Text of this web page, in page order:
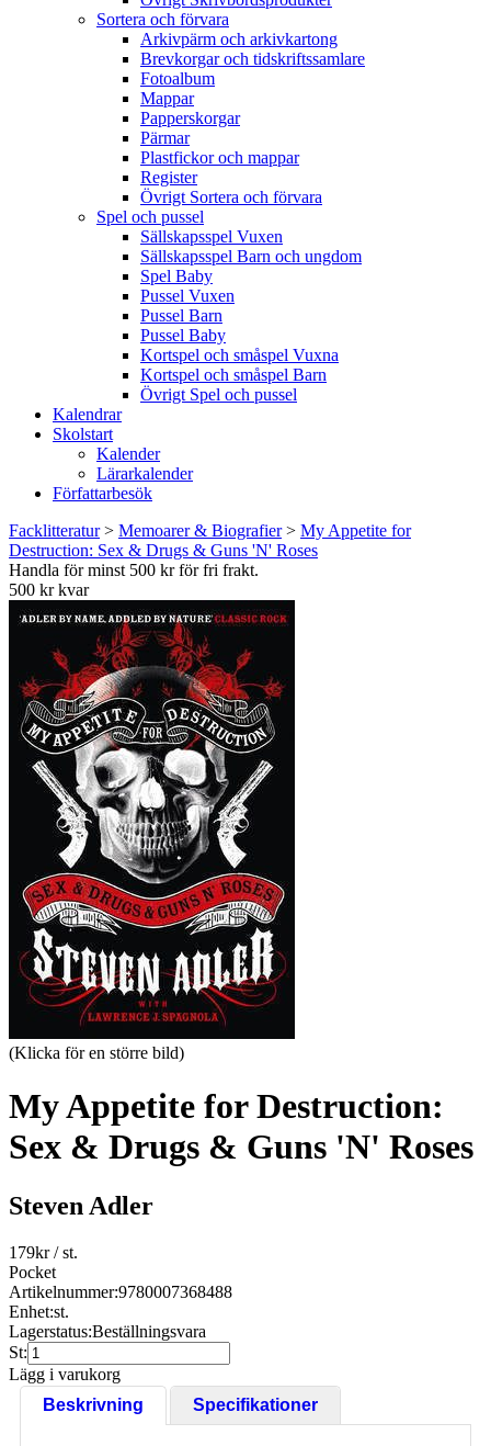
Sortera och förvara
Arkivpärm och arkivkartong
Brevkorgar och tidskriftssamlare
Fotoalbum
Mappar
Papperskorgar
Pärmar
Plastfickor och mappar
Register
Övrigt Sortera och förvara
Spel och pussel
Sällskapsspel Vuxen
Sällskapsspel Barn och ungdom
Spel Baby
Pussel Vuxen
Pussel Barn
Pussel Baby
Kortspel och småspel Vuxna
Kortspel och småspel Barn
Övrigt Spel och pussel
Kalendrar
Skolstart
Kalender
Lärarkalender
Författarbesök
Facklitteratur> Memoarer & Biografier> My Appetite for
Destruction: Sex & Drugs & Guns 'N' Roses
Handla för minst 500 kr för fri frakt.
500 kr kvar
(Klicka för en större bild)
My Appetite for Destruction:
Sex & Drugs & Guns 'N' Roses
Steven Adler
179kr/ st.
Pocket
Artikelnummer:9780007368488
Enhet:st.
Lagerstatus:Beställningsvara
St:
Lägg i varukorg
Beskrivning
Specifikationer